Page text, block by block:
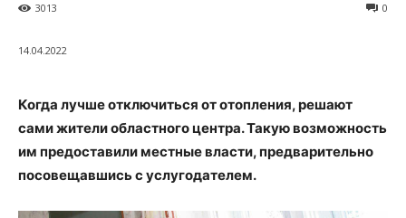
0
3013
14.04.2022
Когда лучше отключиться от отопления, решают
сами жители областного центра. Такую возможность
им предоставили местные власти, предварительно
посовещавшись с услугодателем.